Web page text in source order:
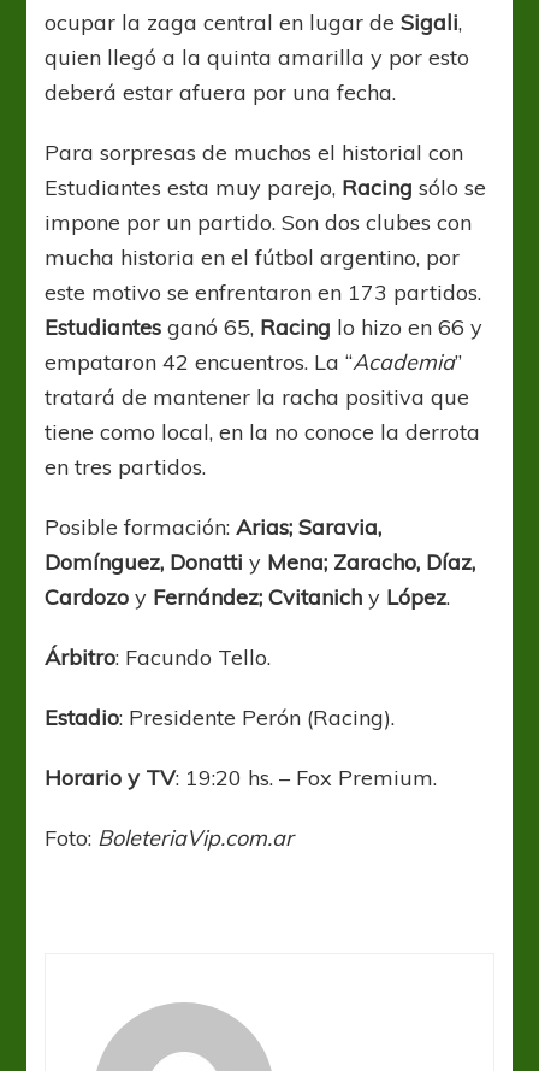
ocupar la zaga central en lugar deSigali,
quien llegó a la quinta amarilla y por esto
deberá estar afuera por una fecha.
Para sorpresas de muchos el historial con
Estudiantes esta muy parejo, Racingsólo se
impone por un partido. Son dos clubes con
mucha historia en el fútbol argentino, por
este motivo se enfrentaron en 173 partidos.
Estudiantesganó 65, Racing lo hizo en 66 y
empataron 42 encuentros. La “Academia”
tratará de mantener la racha positiva que
tiene como local, en la no conoce la derrota
en tres partidos.
Posible formación:Arias; Saravia,
Domínguez, Donatti y Mena; Zaracho, Díaz,
Cardozo y Fernández; Cvitanich y López.
Árbitro: Facundo Tello.
Estadio: Presidente Perón (Racing).
Horario y TV: 19:20 hs. – Fox Premium.
Foto: BoleteriaVip.com.ar